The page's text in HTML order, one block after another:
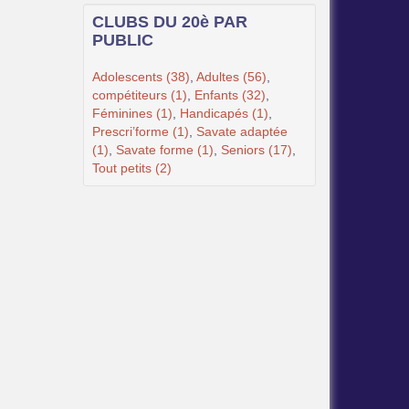
CLUBS DU 20è PAR
PUBLIC
Adolescents (38) Adultes (56)
compétiteurs (1)
Enfants (32)
Féminines (1)
Handicapés (1)
Prescri’forme (1)
Savate adaptée
(1)
Savate forme (1) Seniors (17)
Tout petits (2)